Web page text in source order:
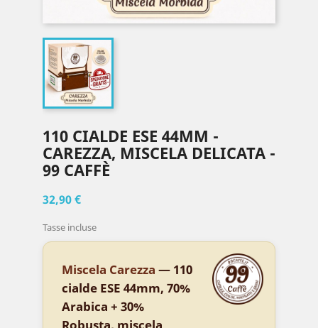
110 CIALDE ESE 44MM -
CAREZZA, MISCELA DELICATA -
99 CAFFÈ
32,90 €
Tasse incluse
Miscela Carezza — 110
cialde ESE 44mm, 70%
Arabica + 30%